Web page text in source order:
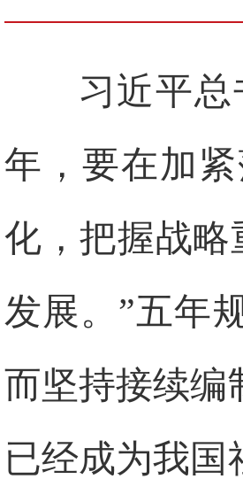
习近平总
年，要在加
化，把握战略
发展。”五年
而坚持接续编
已经成为我国